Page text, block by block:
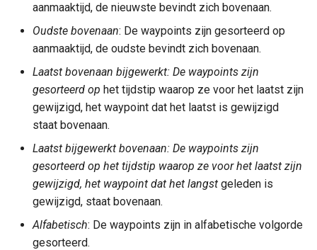
aanmaaktijd, de nieuwste bevindt zich bovenaan.
Oudste bovenaan: De waypoints zijn gesorteerd op
aanmaaktijd, de oudste bevindt zich bovenaan.
Laatst bovenaan bijgewerkt: De waypoints zijn
gesorteerd op het tijdstip waarop ze voor het laatst zijn
gewijzigd, het waypoint dat het laatst is gewijzigd
staat bovenaan.
Laatst bijgewerkt bovenaan: De waypoints zijn
gesorteerd op het tijdstip waarop ze voor het laatst zijn
gewijzigd, het waypoint dat het langst geleden is
gewijzigd, staat bovenaan.
Alfabetisch: De waypoints zijn in alfabetische volgorde
gesorteerd.